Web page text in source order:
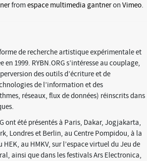
fromespace multimedia gantneron Vimeo.
de recherche artistique expérimentale et
1999. RYBN.ORG s’intéresse au couplage,
des outils d’écriture et de
de l’information et des
réseaux, flux de données) réinscrits dans
ont été présentés à Paris, Dakar, Jogjakarta,
Londres et Berlin, au Centre Pompidou, à la
au HMKV, sur l’espace virtuel du Jeu de
ainsi que dans les festivals Ars Electronica,